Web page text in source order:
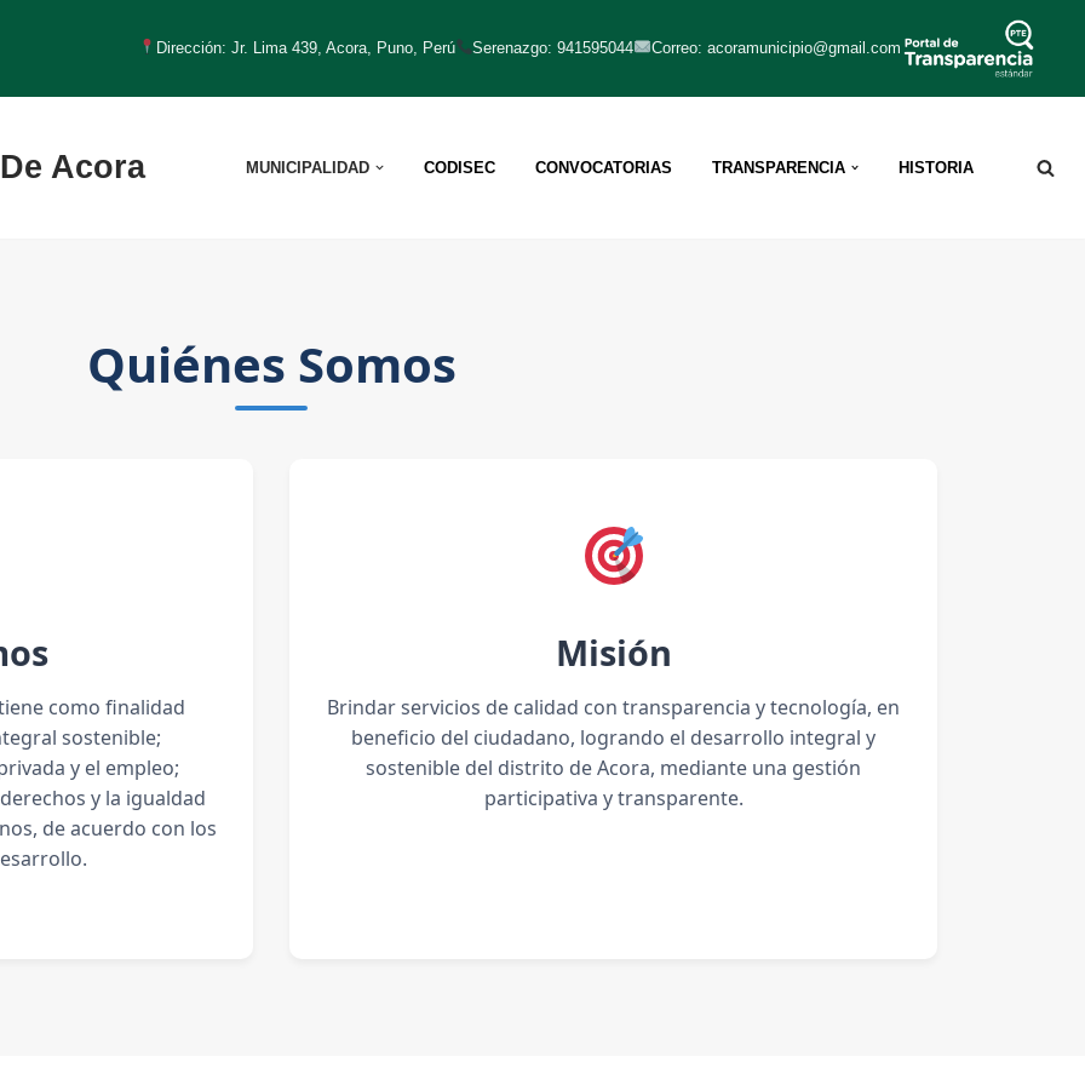
Dirección: Jr. Lima 439, Acora, Puno, Perú Serenazgo: 941595044 Correo: acoramunicipio@gmail.com
Acora MUNICIPALIDAD CODISEC CONVOCATORIAS TRANSPARENCIA HISTORIA
Quiénes Somos
como finalidad
sostenible;
y el empleo;
y la igualdad
de acuerdo con los
Misión
Brindar servicios de calidad con transparencia y tecnología, en
beneficio del ciudadano, logrando el desarrollo integral y
sostenible del distrito de Acora, mediante una gestión
participativa y transparente.